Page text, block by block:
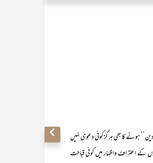
ہونے کا بھی ہرگز کوئی دعویٰ نہیں
کے اعتراف واظہار میں کوئی قباحت